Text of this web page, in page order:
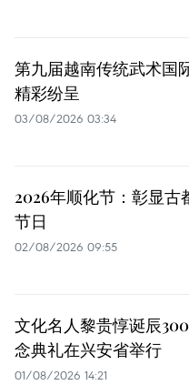
第九届越南传统武术国
精彩纷呈
03/08/2026 03:34
2026年顺化节：彰显古
节日
02/08/2026 09:55
文化名人黎贵惇诞辰
念典礼在兴安省举行
01/08/2026 14:21